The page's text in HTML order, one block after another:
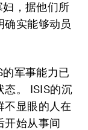
，据他们所
确实能够动员
军事能力已
态。 ISIS的沉
不显眼的人在
开始从事间